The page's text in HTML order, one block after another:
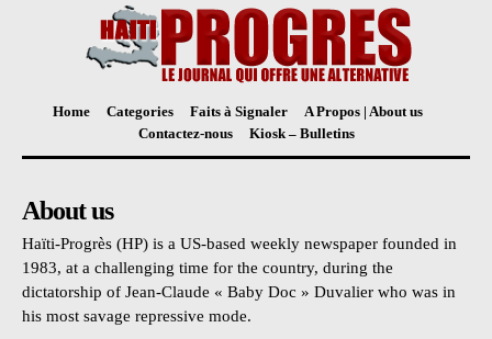
Home Categories Faits à Signaler
A Propos | About us
Contactez-nous
Kiosk – Bulletins
About us
Haïti-Progrès (HP) is a US-based weekly newspaper founded in
1983, at a challenging time for the country, during the
dictatorship of Jean-Claude « Baby Doc » Duvalier who was in
his most savage repressive mode.